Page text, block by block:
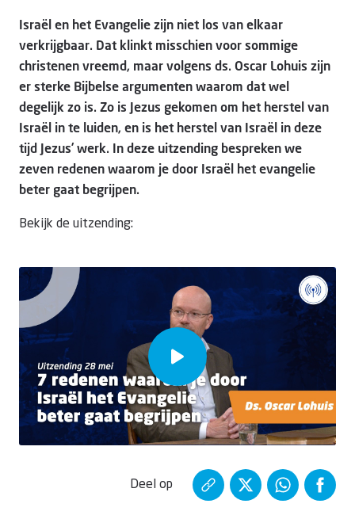
Israël en het Evangelie zijn niet los van elkaar
verkrijgbaar. Dat klinkt misschien voor sommige
christenen vreemd, maar volgens ds. Oscar Lohuis zijn
er sterke Bijbelse argumenten waarom dat wel
degelijk zo is. Zo is Jezus gekomen om het herstel van
Israël in te luiden, en is het herstel van Israël in deze
tijd Jezus’ werk. In deze uitzending bespreken we
zeven redenen waarom je door Israël het evangelie
beter gaat begrijpen.
Bekijk de uitzending:
Deel op